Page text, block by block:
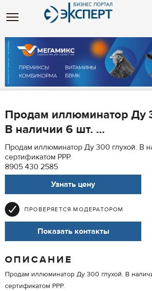
Продам иллюминатор Ду
В наличии 6 шт. ...
Продам иллюминатор Ду 300 глухой. В
сертификатом РРР.
8905 430 2585
Узнать цену
ПРОВЕРЯЕТСЯ МОДЕРАТОРОМ
Показать контакты
ОПИСАНИЕ
Продам иллюминатор Ду 300 глухой. В
сертификатом РРР.